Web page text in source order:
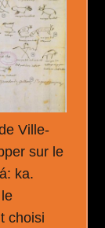
Ville-
sur le
ka.
choisi